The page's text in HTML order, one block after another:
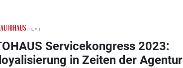
Servicekongress 2023:
in Zeiten der Agentur